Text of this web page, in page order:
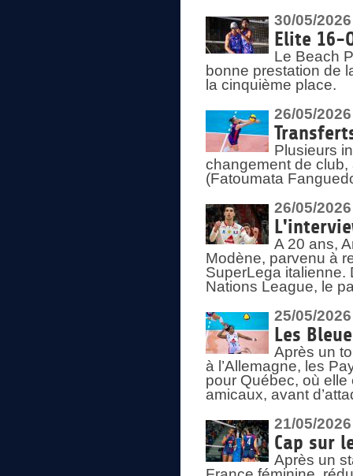
30/05/2026
Elite 16-
Le Beach
bonne prestation de
la cinquième place.
26/05/2026
Plusieurs
changement de
(Fatoumata
26/05/2026
A 20 ans,
Modène, parvenu à
SuperLega italienne.
Nations League, le
25/05/2026
Les
Après un
à l’Allemagne, les
pour Québec, où
amicaux, avant
21/05/2026
Cap sur
Après un